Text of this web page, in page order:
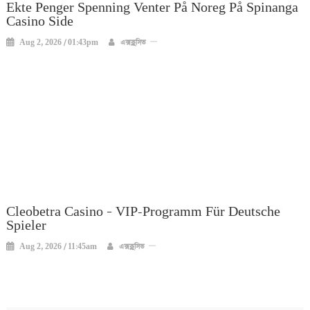
Ekte Penger Spenning Venter På Noreg På Spinanga
Casino Side
Aug 2, 2026 / 01:43pm এক্সক্লুসিভ
Cleobetra Casino – VIP-Programm Für Deutsche
Spieler
Aug 2, 2026 / 11:45am এক্সক্লুসিভ